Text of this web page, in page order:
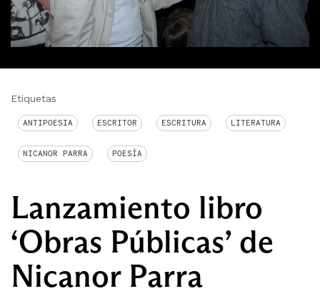
Etiquetas
ANTIPOESIA ESCRITOR ESCRITURA LITERATURA
NICANOR PARRA POESÍA
Lanzamiento libro
‘Obras Públicas’ de
Nicanor Parra